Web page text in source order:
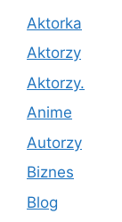
Aktorka
Aktorzy
Aktorzy.
Anime
Autorzy
Biznes
Blog